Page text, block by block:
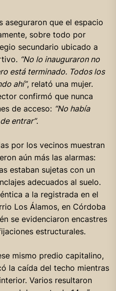
aseguraron que el espacio
sobre todo por
secundario ubicado a
“No lo inauguraron no
está terminado. Todos los
ahí”, relató una mujer.
confirmó que nunca
de acceso: “No había
entrar”.
por los vecinos muestran
aún más las alarmas:
estaban sujetas con un
adecuados al suelo.
a la registrada en el
Los Álamos, en Córdoba
se evidenciaron encastres
estructurales.
mismo predio capitalino,
la caída del techo mientras
Varios resultaron